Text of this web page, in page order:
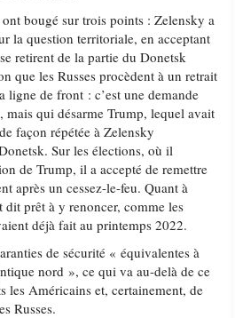
bougé sur trois points : Zelensky a
la question territoriale, en acceptant
retirent de la partie du Donetsk
que les Russes procèdent à un retrait
ligne de front : c’est une demande
mais qui désarme Trump, lequel avait
façon répétée à Zelensky
Sur les élections, où il
de Trump, il a accepté de remettre
après un cessez-le-feu. Quant à
dit prêt à y renoncer, comme les
déjà fait au printemps 2022.
de sécurité « équivalentes à
nord », ce qui va au-delà de ce
les Américains et, certainement, de
Russes.